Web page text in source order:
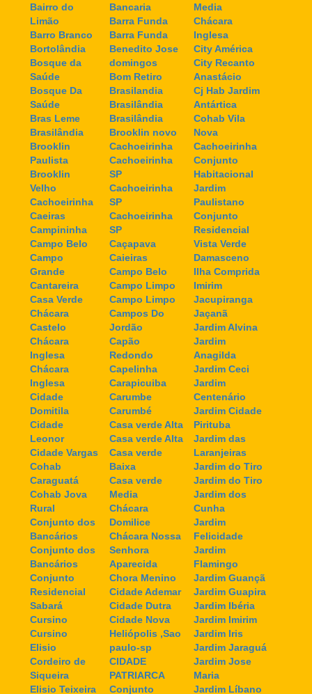
Bairro do
Limão
Barro Branco
Bortolândia
Bosque da
Saúde
Bosque Da
Saúde
Bras Leme
Brasilândia
Brooklin
Paulista
Brooklin
Velho
Cachoeirinha
Caeiras
Campininha
Campo Belo
Campo
Grande
Cantareira
Casa Verde
Chácara
Castelo
Chácara
Inglesa
Chácara
Inglesa
Cidade
Domitila
Cidade
Leonor
Cidade Vargas
Cohab
Caraguatá
Cohab Jova
Rural
Conjunto dos
Bancários
Conjunto dos
Bancários
Conjunto
Residencial
Sabará
Cursino
Cursino
Elisio
Cordeiro de
Siqueira
Elisio Teixeira
Bancaria
Barra Funda
Barra Funda
Benedito Jose
domingos
Bom Retiro
Brasilandia
Brasilândia
Brasilândia
Brooklin novo
Cachoeirinha
Cachoeirinha
SP
Cachoeirinha
SP
Cachoeirinha
SP
Caçapava
Caieiras
Campo Belo
Campo Limpo
Campo Limpo
Campos Do
Jordão
Capão
Redondo
Capelinha
Carapicuiba
Carumbe
Carumbé
Casa verde Alta
Casa verde Alta
Casa verde
Baixa
Casa verde
Media
Chácara
Domilice
Chácara Nossa
Senhora
Aparecida
Chora Menino
Cidade Ademar
Cidade Dutra
Cidade Nova
Heliópolis ,Sao
paulo-sp
CIDADE
PATRIARCA
Conjunto
Media
Chácara
Inglesa
City América
City Recanto
Anastácio
Cj Hab Jardim
Antártica
Cohab Vila
Nova
Cachoeirinha
Conjunto
Habitacional
Jardim
Paulistano
Conjunto
Residencial
Vista Verde
Damasceno
Ilha Comprida
Imirim
Jacupiranga
Jaçanã
Jardim Alvina
Jardim
Anagilda
Jardim Ceci
Jardim
Centenário
Jardim Cidade
Pirituba
Jardim das
Laranjeiras
Jardim do Tiro
Jardim do Tiro
Jardim dos
Cunha
Jardim
Felicidade
Jardim
Flamingo
Jardim Guançã
Jardim Guapira
Jardim Ibéria
Jardim Imirim
Jardim Iris
Jardim Jaraguá
Jardim Jose
Maria
Jardim Líbano